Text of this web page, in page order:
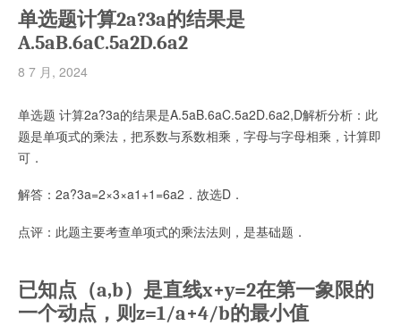
单选题计算2a?3a的结果是
A.5aB.6aC.5a2D.6a2
8 7 月, 2024
单选题 计算2a?3a的结果是A.5aB.6aC.5a2D.6a2,D解析分析：此
题是单项式的乘法，把系数与系数相乘，字母与字母相乘，计算即
可．
解答：2a?3a=2×3×a1+1=6a2．故选D．
​点评：此题主要考查单项式的乘法法则，是基础题．
已知点（a,b）是直线x+y=2在第一象限的
一个动点，则z=1/a+4/b的最小值